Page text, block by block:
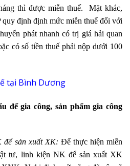
thì được miễn thuế. Mặt khác,
định định mức miễn thuế đối với
phát nhanh có trị giá hải quan
có số tiền thuế phải nộp dưới 100
tại Bình Dương
để gia công, sản phẩm gia công
để sản xuất XK: Để thực hiện miễn
tư, linh kiện NK để sản xuất XK